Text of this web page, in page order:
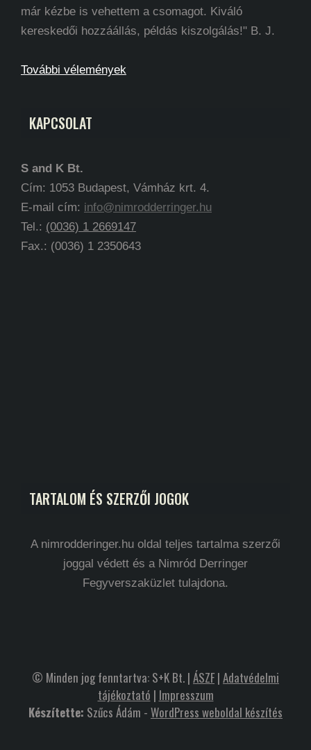
már kézbe is vehettem a csomagot. Kiváló
kereskedői hozzáállás, példás kiszolgálás!" B. J.
További vélemények
KAPCSOLAT
S and K Bt.
Cím: 1053 Budapest, Vámház krt. 4.
E-mail cím: info@nimrodderringer.hu
Tel.: (0036) 1 2669147
Fax.: (0036) 1 2350643
TARTALOM ÉS SZERZŐI JOGOK
A nimrodderinger.hu oldal teljes tartalma szerzői
joggal védett és a Nimród Derringer
Fegyverszaküzlet tulajdona.
© Minden jog fenntartva: S+K Bt. | ÁSZF| Adatvédelmi
tájékoztató | Impresszum
Készítette: Szűcs Ádám - WordPress weboldal készítés